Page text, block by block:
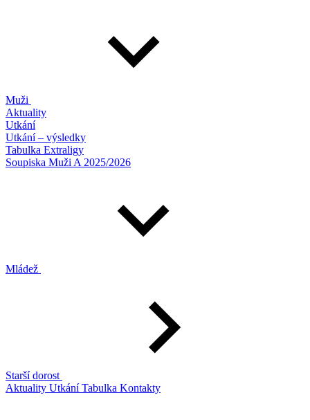
Muži
Aktuality
Utkání
Utkání – výsledky
Tabulka Extraligy
Soupiska Muži A 2025/2026
Mládež
Starší dorost
Aktuality UtkáníTabulka Kontakty